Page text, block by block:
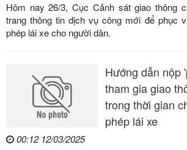
Hôm nay 26/3, Cục Cảnh sát giao thông
trang thông tin dịch vụ công mới để phục
phép lái xe cho người dân.
Hướng dẫn nộp
tham gia giao
trong thời gian
phép lái xe
00:12 12/03/2025